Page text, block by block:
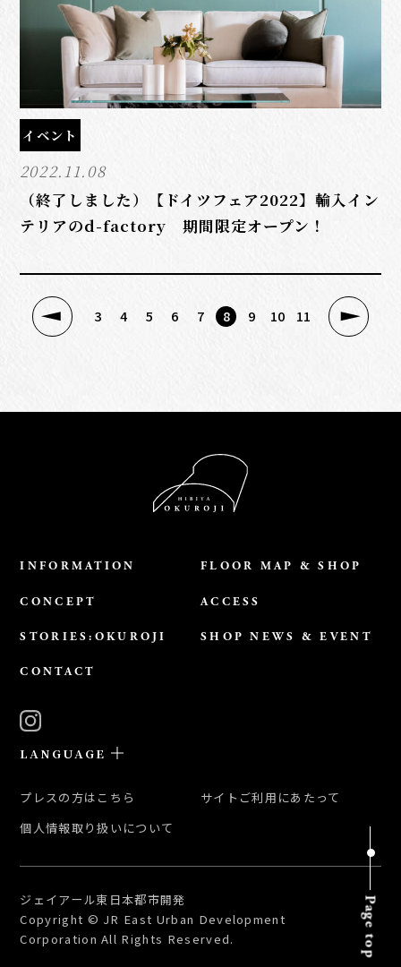
イベント
2022.11.08
（終了しました）【ドイツフェア2022】輸入イン
テリアのd-factory 期間限定オープン！
3 4 5 6 7 8 9 10 11
Page top
INFORMATION FLOOR MAP & SHOP
CONCEPT ACCESS
STORIES:OKUROJI SHOP NEWS & EVENT
CONTACT
LANGUAGE
日本語
繁体中文
한국어
プレスの方はこちら
サイトご利用にあたって
個人情報取り扱いについて
ジェイアール東日本都市開発
Copyright © JR East Urban Development
Corporation All Rights Reserved.